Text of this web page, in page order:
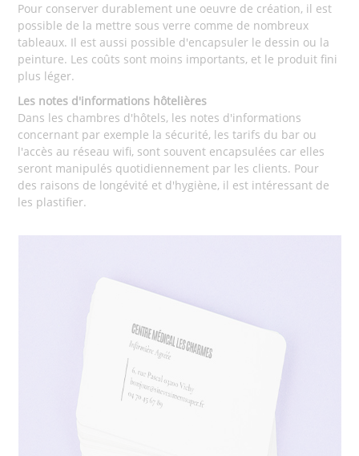
Pour conserver durablement une oeuvre de création, il est
possible de la mettre sous verre comme de nombreux
tableaux. Il est aussi possible d'encapsuler le dessin ou la
peinture. Les coûts sont moins importants, et le produit fini
plus léger.
Les notes d'informations hôtelières
Dans les chambres d'hôtels, les notes d'informations
concernant par exemple la sécurité, les tarifs du bar ou
l'accès au réseau wifi, sont souvent encapsulées car elles
seront manipulés quotidiennement par les clients. Pour
des raisons de longévité et d'hygiène, il est intéressant de
les plastifier.